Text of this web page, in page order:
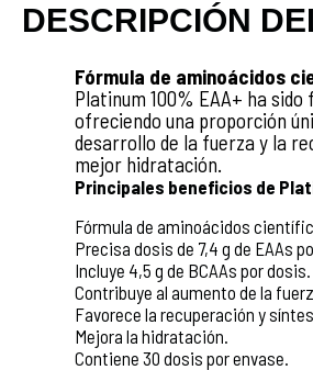
DESCRIPCIÓN
Fórmula de aminoácidos
Platinum 100% EAA+ ha
ofreciendo una proporción
desarrollo de la fuerza y la
mejor hidratación.
Principales beneficios de
Fórmula de aminoácidos
Precisa dosis de 7,4 g de EAAs
Incluye 4,5 g de BCAAs por dosis.
Contribuye al aumento de la
Favorece la recuperación y
Mejora la hidratación.
Contiene 30 dosis por envase.